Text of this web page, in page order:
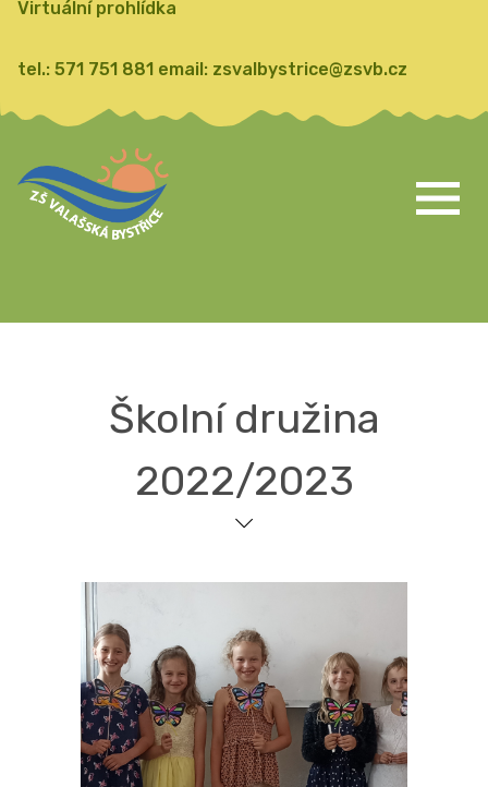
Virtuální prohlídka
tel.: 571 751 881 email: zsvalbystrice@zsvb.cz
Školní družina
2022/2023